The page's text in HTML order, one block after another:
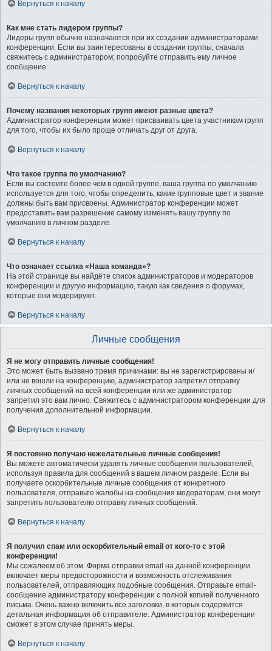
Вернуться к началу
Как мне стать лидером группы?
Лидеры групп обычно назначаются при их создании администраторами
конференции. Если вы заинтересованы в создании группы, сначала
свяжитесь с администратором; попробуйте отправить ему личное
сообщение.
Вернуться к началу
Почему названия некоторых групп имеют разные цвета?
Администратор конференции может присваивать цвета участникам групп
для того, чтобы их было проще отличать друг от друга.
Вернуться к началу
Что такое группа по умолчанию?
Если вы состоите более чем в одной группе, ваша группа по умолчанию
используется для того, чтобы определить, какие групповые цвет и звание
должны быть вам присвоены. Администратор конференции может
предоставить вам разрешение самому изменять вашу группу по
умолчанию в личном разделе.
Вернуться к началу
Что означает ссылка «Наша команда»?
На этой странице вы найдёте список администраторов и модераторов
конференции и другую информацию, такую как сведения о форумах,
которые они модерируют.
Вернуться к началу
Личные сообщения
Я не могу отправить личные сообщения!
Это может быть вызвано тремя причинами: вы не зарегистрированы и/
или не вошли на конференцию, администратор запретил отправку
личных сообщений на всей конференции или же администратор
запретил это вам лично. Свяжитесь с администратором конференции для
получения дополнительной информации.
Вернуться к началу
Я постоянно получаю нежелательные личные сообщения!
Вы можете автоматически удалять личные сообщения пользователей,
используя правила для сообщений в вашем личном разделе. Если вы
получаете оскорбительные личные сообщения от конкретного
пользователя, отправьте жалобы на сообщения модераторам; они могут
запретить пользователю отправку личных сообщений.
Вернуться к началу
Я получил спам или оскорбительный email от кого-то с этой
конференции!
Мы сожалеем об этом. Форма отправки email на данной конференции
включает меры предосторожности и возможность отслеживания
пользователей, отправляющих подобные сообщения. Отправьте email-
сообщение администратору конференции с полной копией полученного
письма. Очень важно включить все заголовки, в которых содержится
детальная информация об отправителе. Администратор конференции
сможет в этом случае принять меры.
Вернуться к началу